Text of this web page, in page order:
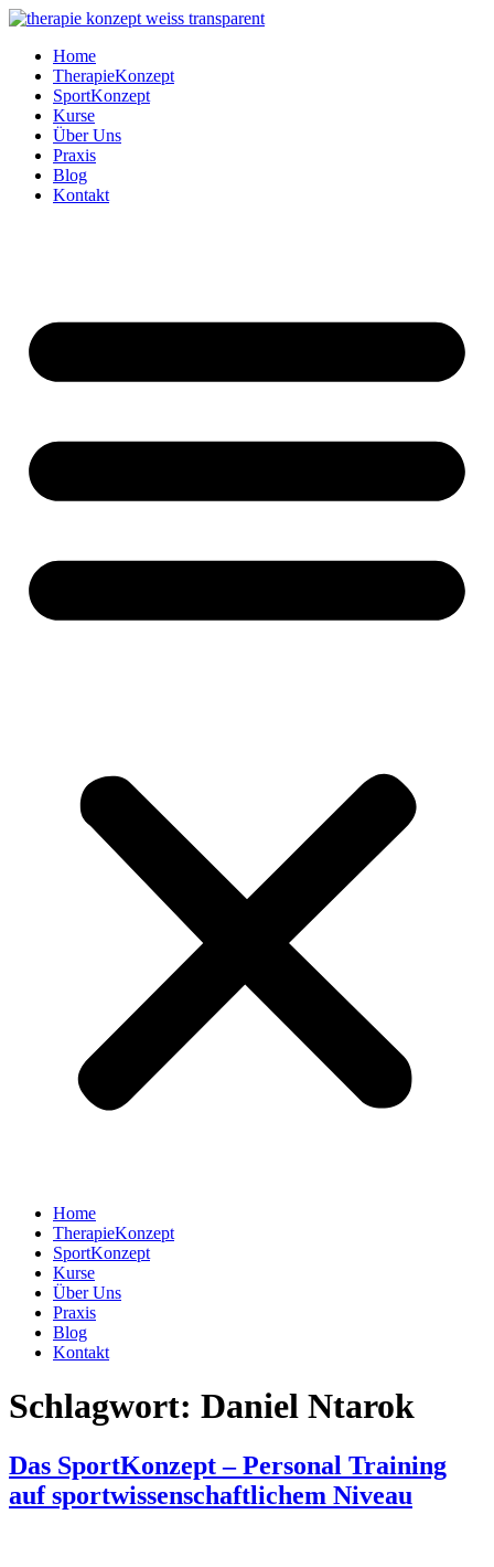
Zum
springenHome
TherapieKonzept
SportKonzept
Kurse
Über Uns
Praxis
Blog
Kontakt
Home
TherapieKonzept
SportKonzept
Kurse
Über Uns
Praxis
Blog
Kontakt
Schlagwort: Daniel Ntarok
Das SportKonzept – Personal Training
auf sportwissenschaftlichem Niveau